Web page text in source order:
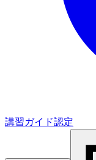
講習ガイド認定